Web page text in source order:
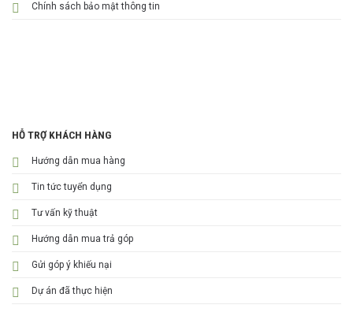
Chính sách bảo mật thông tin
HỖ TRỢ KHÁCH HÀNG
Hướng dẫn mua hàng
Tin tức tuyển dụng
Tư vấn kỹ thuật
Hướng dẫn mua trả góp
Gửi góp ý khiếu nại
Dự án đã thực hiện